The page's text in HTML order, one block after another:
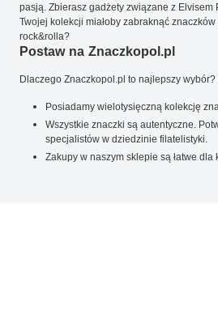
pasją. Zbierasz gadżety związane z Elvisem
Twojej kolekcji miałoby zabraknąć
rock&rolla?
Postaw na Znaczkopol.pl
Dlaczego Znaczkopol.pl to najlepszy
Posiadamy wielotysięczną kolekcję
Wszystkie znaczki są autentyczne.
specjalistów w dziedzinie filatelistyki.
Zakupy w naszym sklepie są łatwe dla